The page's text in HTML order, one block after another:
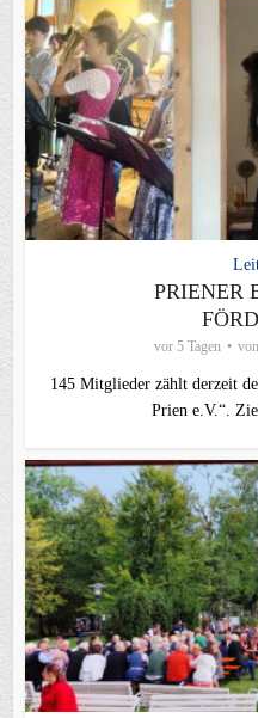
PRIENER
vor 5 Tagen von
145 Mitglieder zählt derzeit
Prien e.V.“.